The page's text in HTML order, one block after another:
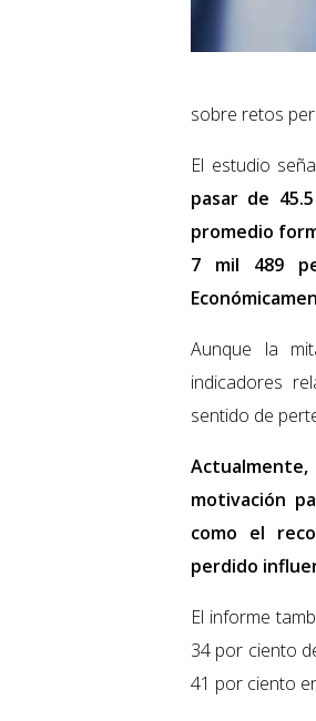
sobre retos
El estudio
pasar de
promedio
7 mil 489
Aunque la
indicadores
sentido de
motivación
como el
perdido
El informe
34 por ciento
41 por ciento